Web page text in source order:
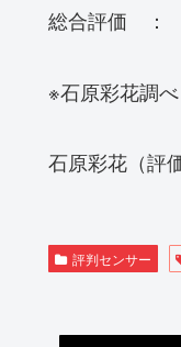
総合評価 ：
※石原彩花調
石原彩花（評
評判センサー